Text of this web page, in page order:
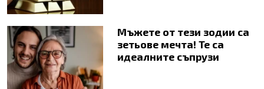
Мъжете от тези зодии са
зетьове мечта! Те са
идеалните съпрузи